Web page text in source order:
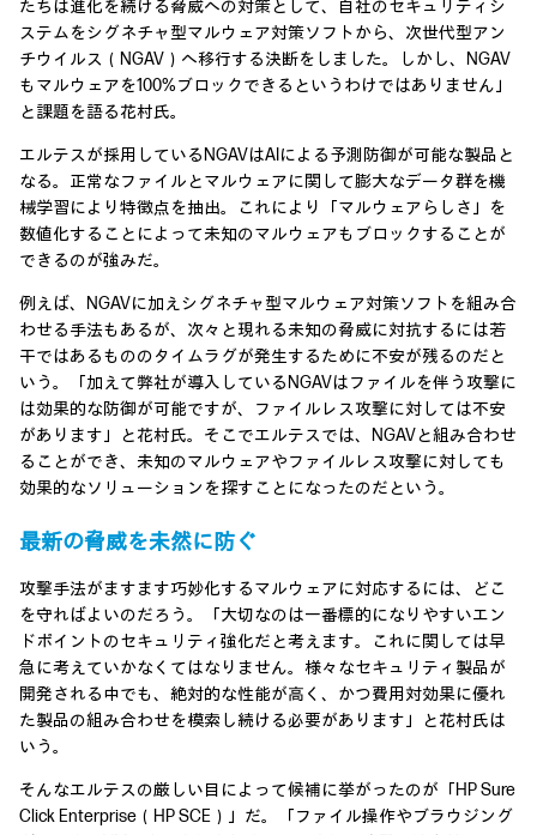
たちは進化を続ける脅威への対策として、自社のセキュリティシ
ステムをシグネチャ型マルウェア対策ソフトから、次世代型アン
チウイルス（NGAV）へ移行する決断をしました。しかし、NGAV
もマルウェアを100%ブロックできるというわけではありません」
と課題を語る花村氏。
エルテスが採用しているNGAVはAIによる予測防御が可能な製品と
なる。正常なファイルとマルウェアに関して膨大なデータ群を機
械学習により特徴点を抽出。これにより「マルウェアらしさ」を
数値化することによって未知のマルウェアもブロックすることが
できるのが強みだ。
例えば、NGAVに加えシグネチャ型マルウェア対策ソフトを組み合
わせる手法もあるが、次々と現れる未知の脅威に対抗するには若
干ではあるもののタイムラグが発生するために不安が残るのだと
いう。「加えて弊社が導入しているNGAVはファイルを伴う攻撃に
は効果的な防御が可能ですが、ファイルレス攻撃に対しては不安
があります」と花村氏。そこでエルテスでは、NGAVと組み合わせ
ることができ、未知のマルウェアやファイルレス攻撃に対しても
効果的なソリューションを探すことになったのだという。
最新の脅威を未然に防ぐ
攻撃手法がますます巧妙化するマルウェアに対応するには、どこ
を守ればよいのだろう。「大切なのは一番標的になりやすいエン
ドポイントのセキュリティ強化だと考えます。これに関しては早
急に考えていかなくてはなりません。様々なセキュリティ製品が
開発される中でも、絶対的な性能が高く、かつ費用対効果に優れ
た製品の組み合わせを模索し続ける必要があります」と花村氏は
いう。
そんなエルテスの厳しい目によって候補に挙がったのが「HP Sure
Click Enterprise（HP SCE）」だ。「ファイル操作やブラウジング